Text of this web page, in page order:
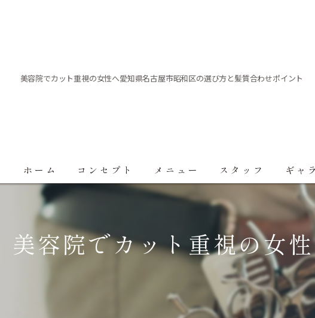
美容院でカット重視の女性へ愛知県名古屋市昭和区の選び方と髪質合わせポイント
ホーム コンセプト メニュー スタッフ ギャ
美容院でカット重視の女